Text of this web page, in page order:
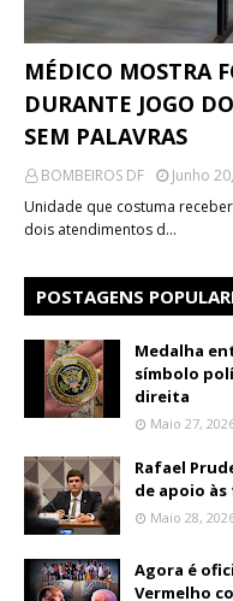
MÉDICO MOSTRA
DURANTE JOGO
SEM PALAVRAS
BOMBEIROS DF
Junho
Unidade que costuma
dois atendimentos d…
POSTAGENS
Medalha
símbolo
direita
Maio 27,
Rafael
de apoio
Maio 28,
Agora é
Vermelho